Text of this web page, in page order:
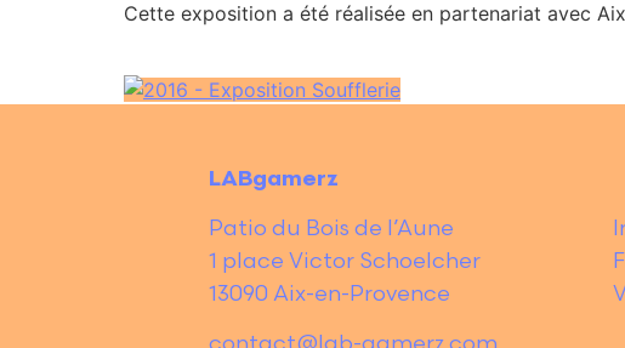
Cette exposition a été réalisée en partenariat avec
LABgamerz
Patio du Bois de l’Aune
1 place Victor Schoelcher
13090 Aix-en-Provence